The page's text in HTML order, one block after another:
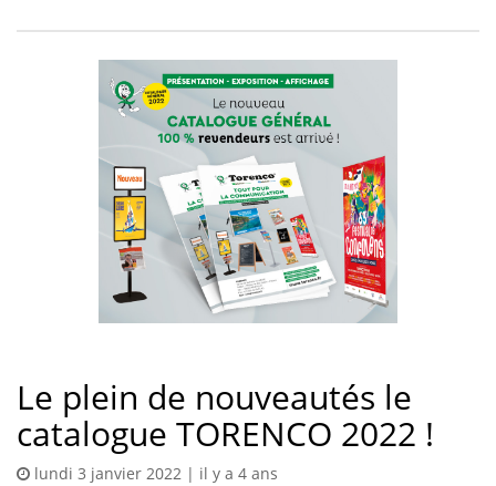
Le plein de nouveautés le
catalogue TORENCO 2022 !
lundi 3 janvier 2022 | il y a 4 ans